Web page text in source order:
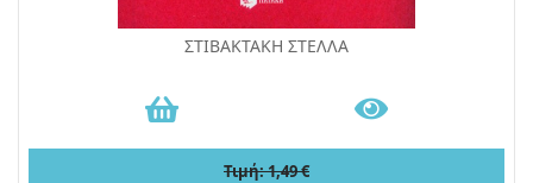
ΣΤΙΒΑΚΤΑΚΗ ΣΤΕΛΛΑ
Τιμή: 1,49 €